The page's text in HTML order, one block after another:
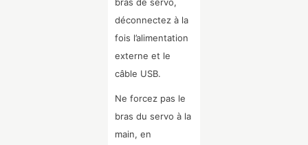
déconnectez à la
fois l’alimentation
externe et le
câble USB.
Ne forcez pas le
bras du servo à la
main, en